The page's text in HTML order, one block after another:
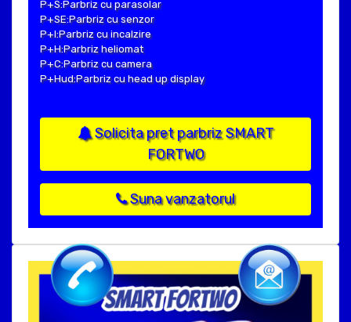
P+S:Parbriz cu parasolar
P+SE:Parbriz cu senzor
P+I:Parbriz cu incalzire
P+H:Parbriz heliomat
P+C:Parbriz cu camera
P+Hud:Parbriz cu head up display
Solicita pret parbriz SMART
FORTWO
Suna vanzatorul